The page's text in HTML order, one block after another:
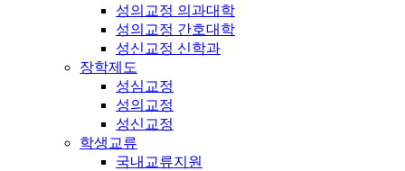
성의교정 의과대학
성의교정 간호대학
성신교정 신학과
장학제도
성심교정
성의교정
성신교정
학생교류
국내교류지원